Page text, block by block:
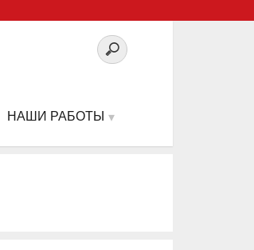
НАШИ РАБОТЫ